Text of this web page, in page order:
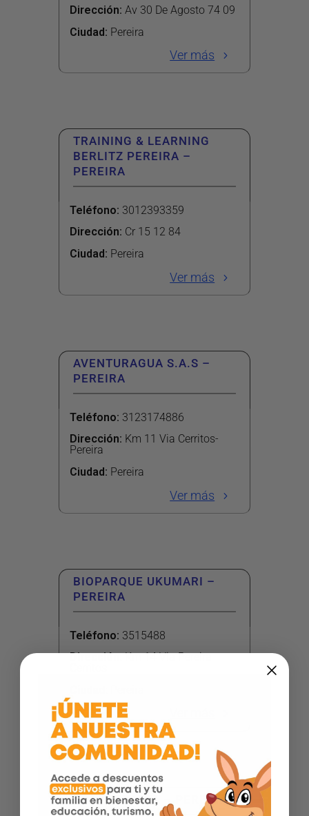
Dirección: Av 30 De Agosto 74 09
Ciudad: Pereira
Ver más
TRAINING & LEARNING
BERLITZ PEREIRA –
PEREIRA
Teléfono: 3012393359
Dirección: Cr 15 12 84
Ciudad: Pereira
Ver más
AVENTURAGUA S.A.S –
PEREIRA
Teléfono: 3123174886
Dirección: Km 11 Via Cerritos-
Pereira
Ciudad: Pereira
Ver más
BIOPARQUE UKUMARI –
PEREIRA
Teléfono: 3515488
Dirección:Km 14 Via Pereira
SPA ALTA VITA – PEREIRA